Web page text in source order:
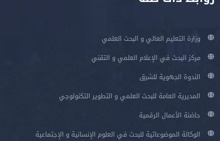
وزارة التعليم العالي و البحث العلمي
مركز البحث في الإعلام العلمي و التقني
الندوة الجهوية للشرق
المديرية العامة للبحث العلمي و التطوير التكنولوجي
حاضنة الأعمال الرقمية
الوكالة الموضوعاتية للبحث في العلوم الإنسانية و الإجتماعية